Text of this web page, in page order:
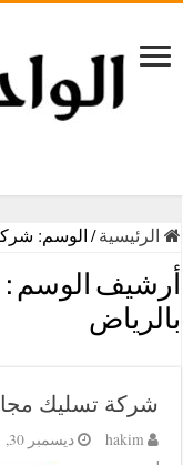
الرئيسية/ الوسم:
أرشيف الوسم :
بالرياض
شركة تسليك
hakim ديسمبر 30, 2021